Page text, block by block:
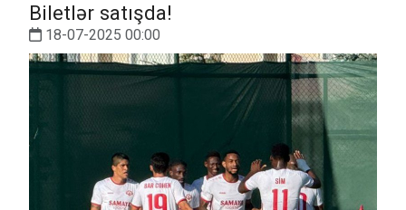
Biletlər satışda!
18-07-2025 00:00